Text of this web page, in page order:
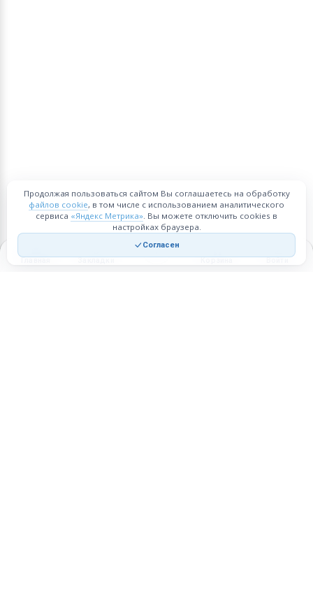
Главная Закладки Корзина Войти
Продолжая пользоваться сайтом Вы соглашаетесь на обработку
файлов cookie, в том числе с использованием аналитического
сервиса «Яндекс Метрика». Вы можете отключить cookies в
настройках браузера.
Согласен